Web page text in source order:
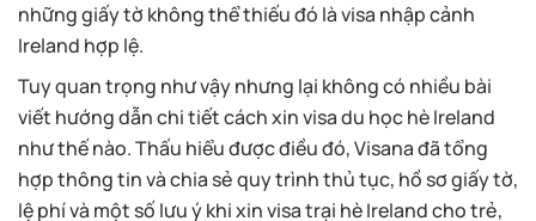
những giấy tờ không thể thiếu đó là visa nhập cảnh
Ireland hợp lệ.
Tuy quan trọng như vậy nhưng lại không có nhiều bài
viết hướng dẫn chi tiết cách xin visa du học hè Ireland
như thế nào. Thấu hiểu được điều đó, Visana đã tổng
hợp thông tin và chia sẻ quy trình thủ tục, hồ sơ giấy tờ,
lệ phí và một số lưu ý khi xin visa trại hè Ireland cho trẻ,